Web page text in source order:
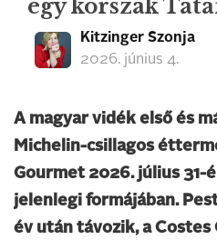
egy korszak
Kitzinger Szonja
2026. június 4.
A magyar vidék első és
Michelin-csillagos
Gourmet 2026. július 31-
jelenlegi formájában.
év után távozik, a Costes